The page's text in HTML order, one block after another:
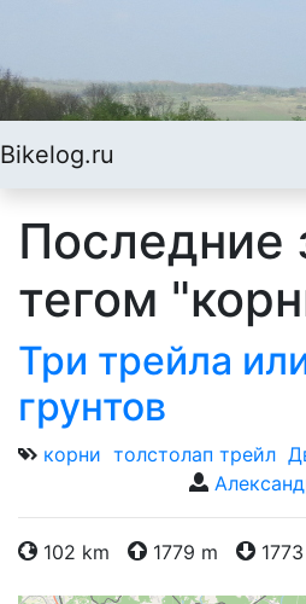
Bikelog.ru
Последние
тегом
Три трейла
грунтов
корни толстолап трейл
102 km 1779 m